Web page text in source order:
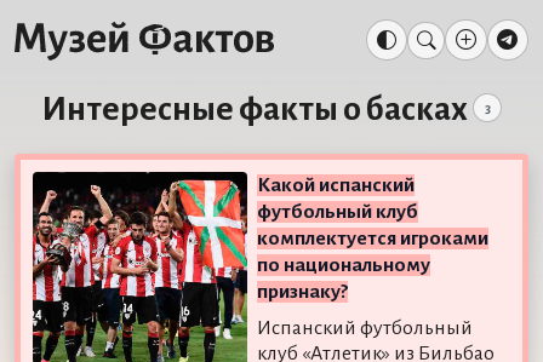
Интересные факты о басках 3
Какой испанский
футбольный клуб
комплектуется игроками
по национальному
признаку?
Испанский футбольный
клуб «Атлетик» из Бильбао